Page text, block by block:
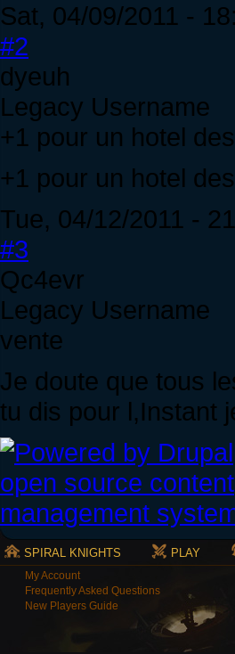
Sat, 04/09/2011 -
#2
dyeuh
Legacy Username
+1 pour un hotel
+1 pour un hotel
Tue, 04/12/2011 -
#3
Qc4evr
Legacy Username
vente
Je doute que tous
tu dis pour l,Instant
SPIRAL KNIGHTS PLAY
My Account
Frequently Asked Questions
New Players Guide